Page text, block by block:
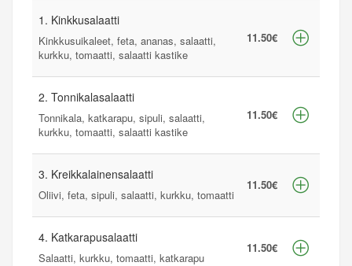
1. Kinkkusalaatti
Kinkkusuikaleet, feta, ananas, salaatti,
kurkku, tomaatti, salaatti kastike
11.50€
2. Tonnikalasalaatti
Tonnikala, katkarapu, sipuli, salaatti,
kurkku, tomaatti, salaatti kastike
11.50€
3. Kreikkalainensalaatti
Oliivi, feta, sipuli, salaatti, kurkku, tomaatti
11.50€
4. Katkarapusalaatti
Salaatti, kurkku, tomaatti, katkarapu
11.50€